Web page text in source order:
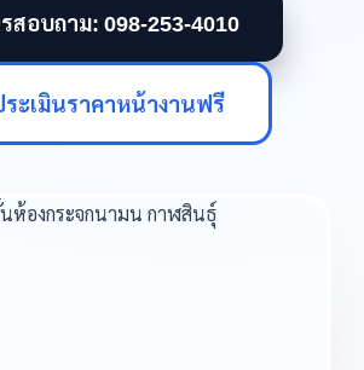
สอบถาม: 098-253-4010
ะเมินราคาหน้างานฟรี